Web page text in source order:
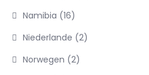
Namibia (16)
Niederlande (2)
Norwegen (2)